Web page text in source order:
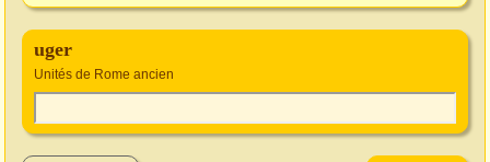
uger
Unités de Rome ancien